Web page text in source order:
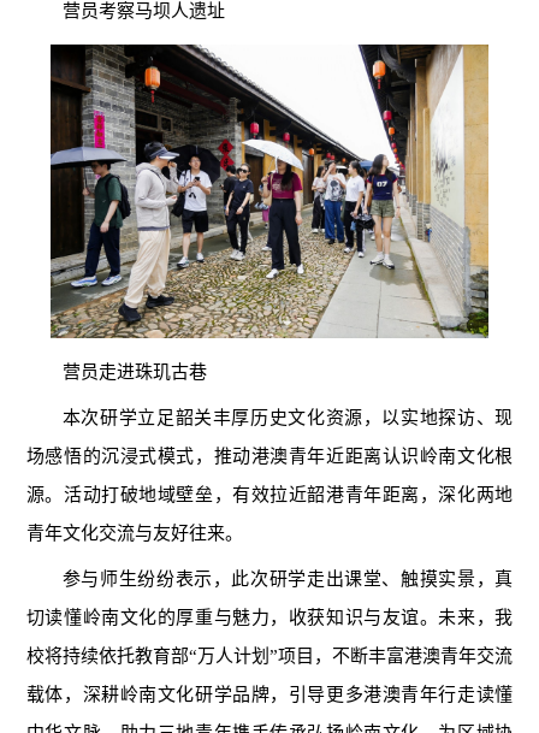
营员考察马坝人遗址
营员走进珠玑古巷
本次研学立足韶关丰厚历史文化资源，以实地探访、现
场感悟的沉浸式模式，推动港澳青年近距离认识岭南文化根
源。活动打破地域壁垒，有效拉近韶港青年距离，深化两地
青年文化交流与友好往来。
参与师生纷纷表示，此次研学走出课堂、触摸实景，真
切读懂岭南文化的厚重与魅力，收获知识与友谊。未来，我
校将持续依托教育部“万人计划”项目，不断丰富港澳青年交流
载体，深耕岭南文化研学品牌，引导更多港澳青年行走读懂